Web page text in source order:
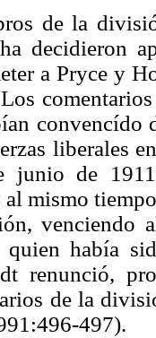
de la
decidieron
a Pryce y
convencído
liberales
junio de
al mismo
venciendo
quien había
renunció,
de la
497).